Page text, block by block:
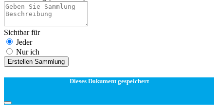
Sichtbar für
Jeder
Nur ich
Erstellen Sammlung
Dieses Dokument gespeichert